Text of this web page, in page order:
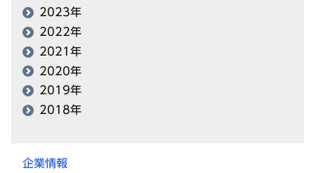
2023年
2022年
2021年
2020年
2019年
2018年
企業情報